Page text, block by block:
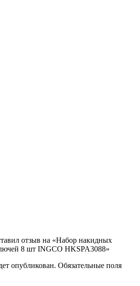
отзыв на «Набор накидных
8 шт INGCO HKSPA3088»
опубликован. Обязательные поля